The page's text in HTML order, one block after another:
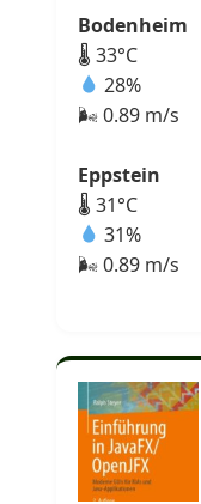
Bodenheim
🌡 33°C
28%
🌬 0.89 m/s
Eppstein
🌡 31°C
31%
🌬 0.89 m/s